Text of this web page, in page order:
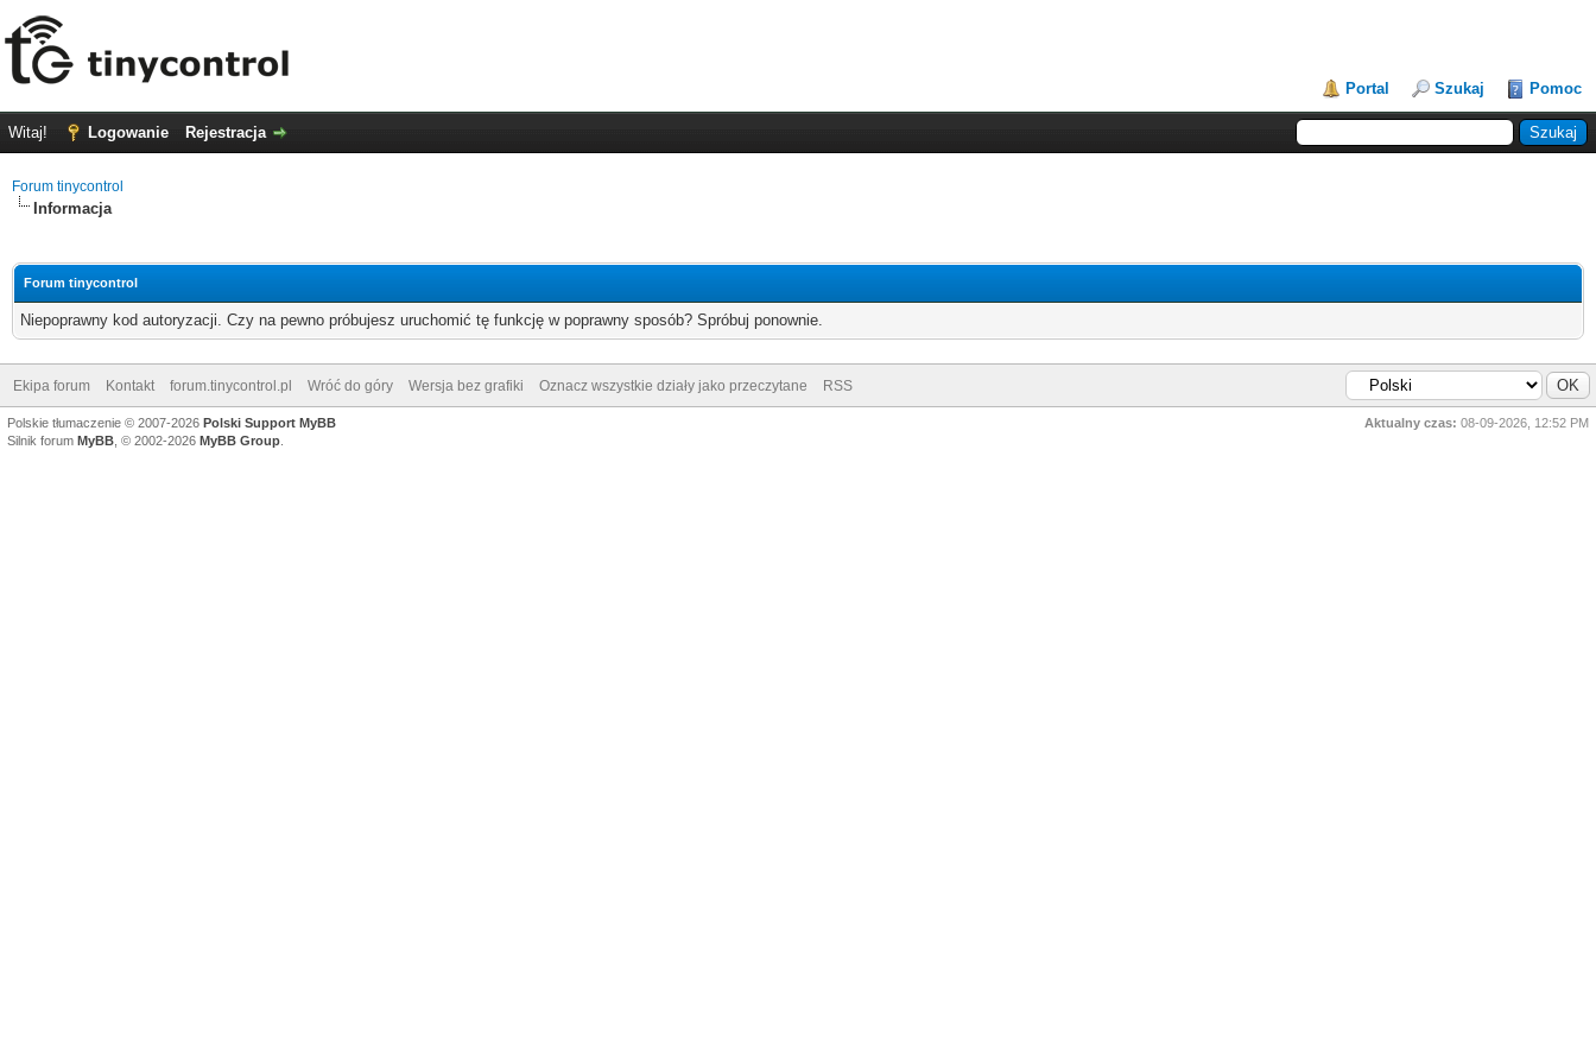
Portal Szukaj Pomoc
Witaj! Logowanie Rejestracja
Forum tinycontrol
Informacja
Forum tinycontrol
Niepoprawny kod autoryzacji. Czy na pewno próbujesz uruchomić tę funkcję w poprawny sposób? Spróbuj ponownie.
Ekipa forum Kontakt forum.tinycontrol.pl Wróć do góry Wersja bez grafiki Oznacz wszystkie działy jako przeczytane RSS
Aktualny czas: 08-09-2026, 12:52 PM
Polskie tłumaczenie © 2007-2026 Polski Support MyBB
Silnik forum MyBB , © 2002-2026 MyBB Group